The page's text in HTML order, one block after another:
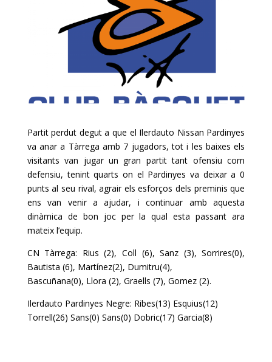
Partit perdut degut a que el Ilerdauto Nissan Pardinyes
va anar a Tàrrega amb 7 jugadors, tot i les baixes els
visitants van jugar un gran partit tant ofensiu com
defensiu, tenint quarts on el Pardinyes va deixar a 0
punts al seu rival, agrair els esforços dels preminis que
ens van venir a ajudar, i continuar amb aquesta
dinàmica de bon joc per la qual esta passant ara
mateix l’equip.
CN Tàrrega: Rius (2), Coll (6), Sanz (3), Sorrires(0),
Bautista (6), Martínez(2), Dumitru(4),
Bascuñana(0), Llora (2), Graells (7), Gomez (2).
Ilerdauto Pardinyes Negre: Ribes(13) Esquius(12)
Torrell(26) Sans(0) Sans(0) Dobric(17) Garcia(8)